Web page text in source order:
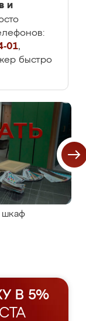
и
01,
быстро
шкаф
В 5%